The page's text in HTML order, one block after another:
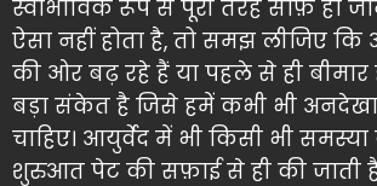
स्वाभाविक रूप से पूरी तरह साफ़ हो
ऐसा नहीं होता है, तो समझ लीजिए
की ओर बढ़ रहे हैं या पहले से ही
बड़ा संकेत है जिसे हमें कभी भी
चाहिए। आयुर्वेद में भी किसी भी
शुरुआत पेट की सफ़ाई से ही की जाती